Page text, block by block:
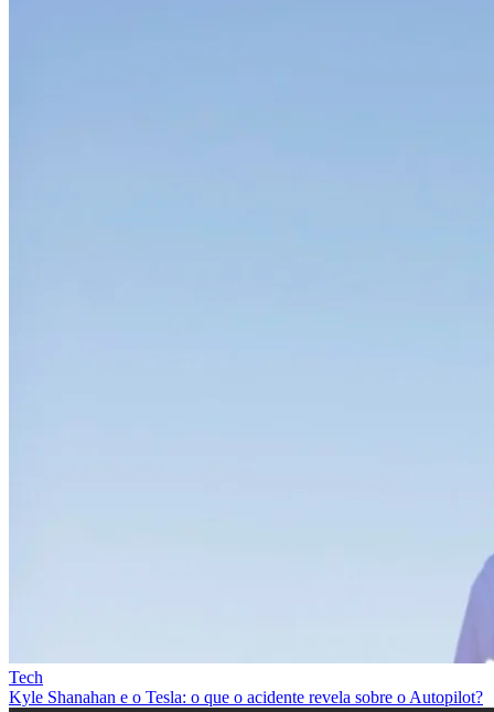
Tech
Kyle Shanahan e o Tesla: o que o acidente revela sobre o Autopilot?